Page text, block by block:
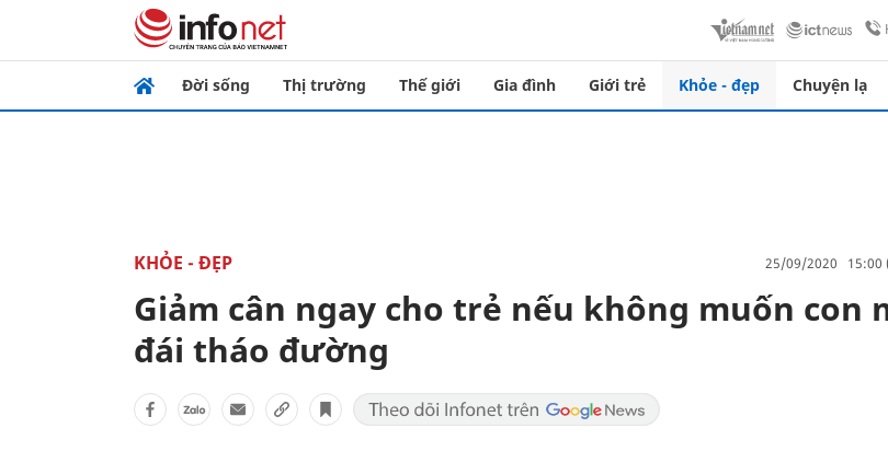
Đời sống Thị trường Thế giới Gia đình Giới trẻ Khỏe - đẹp Chuyện lạ
KHỎE - ĐẸP 25/09/2020 15:00
Giảm cân ngay cho trẻ nếu không muốn con
đái tháo đường